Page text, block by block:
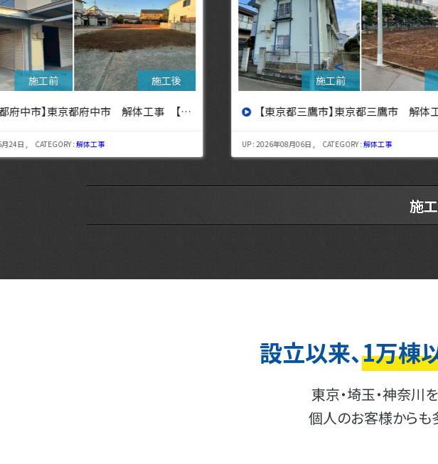
＜
】 【東京都三鷹市】東京都三鷹市 解体工事【東京・埼玉・神奈川の解体工事なら東央建設へ】
UP : 2026年08月06日 , CATEGORY :
【東京都立川市】東京都
UP : 2026年08月03日 ,
施
設立以来、1万棟
東京・埼玉・神奈川
個人のお客様からも